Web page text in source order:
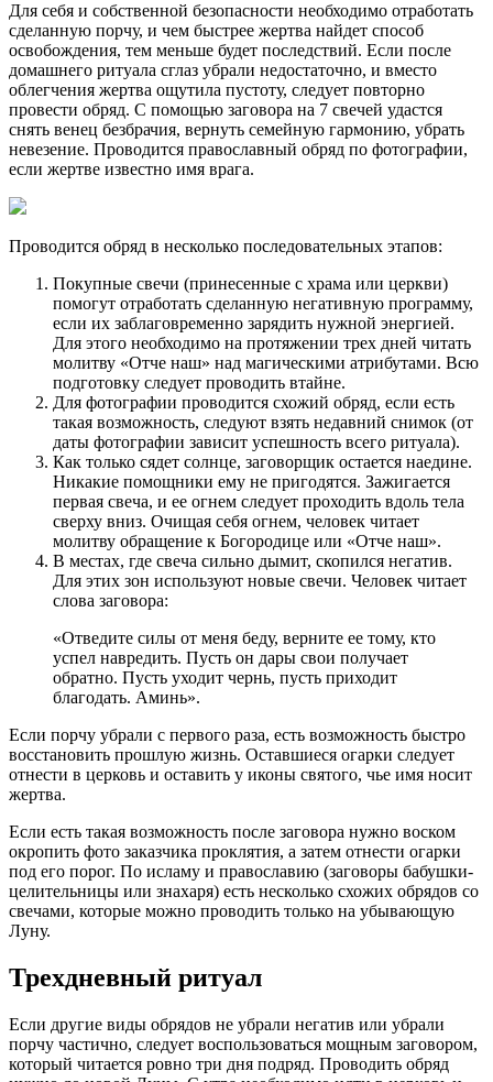
Для себя и собственной безопасности необходимо отработать
сделанную порчу, и чем быстрее жертва найдет способ
освобождения, тем меньше будет последствий. Если после
домашнего ритуала сглаз убрали недостаточно, и вместо
облегчения жертва ощутила пустоту, следует повторно
провести обряд. С помощью заговора на 7 свечей удастся
снять венец безбрачия, вернуть семейную гармонию, убрать
невезение. Проводится православный обряд по фотографии,
если жертве известно имя врага.
Проводится обряд в несколько последовательных этапов:
Покупные свечи (принесенные с храма или церкви)
помогут отработать сделанную негативную программу,
если их заблаговременно зарядить нужной энергией.
Для этого необходимо на протяжении трех дней читать
молитву «Отче наш» над магическими атрибутами. Всю
подготовку следует проводить втайне.
Для фотографии проводится схожий обряд, если есть
такая возможность, следуют взять недавний снимок (от
даты фотографии зависит успешность всего ритуала).
Как только сядет солнце, заговорщик остается наедине.
Никакие помощники ему не пригодятся. Зажигается
первая свеча, и ее огнем следует проходить вдоль тела
сверху вниз. Очищая себя огнем, человек читает
молитву обращение к Богородице или «Отче наш».
В местах, где свеча сильно дымит, скопился негатив.
Для этих зон используют новые свечи. Человек читает
слова заговора:
«Отведите силы от меня беду, верните ее тому, кто
успел навредить. Пусть он дары свои получает
обратно. Пусть уходит чернь, пусть приходит
благодать. Аминь».
Если порчу убрали с первого раза, есть возможность быстро
восстановить прошлую жизнь. Оставшиеся огарки следует
отнести в церковь и оставить у иконы святого, чье имя носит
жертва.
Если есть такая возможность после заговора нужно воском
окропить фото заказчика проклятия, а затем отнести огарки
под его порог. По исламу и православию (заговоры бабушки-
целительницы или знахаря) есть несколько схожих обрядов со
свечами, которые можно проводить только на убывающую
Луну.
Трехдневный ритуал
Если другие виды обрядов не убрали негатив или убрали
порчу частично, следует воспользоваться мощным заговором,
который читается ровно три дня подряд. Проводить обряд